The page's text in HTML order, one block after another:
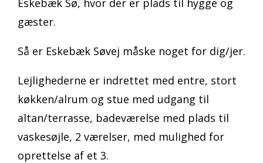
gæster.
Så er Eskebæk Søvej måske noget for dig/jer.
Lejlighederne er indrettet med entre, stort
køkken/alrum og stue med udgang til
altan/terrasse, badeværelse med plads til
vaskesøjle, 2 værelser, med mulighed for
oprettelse af et 3.